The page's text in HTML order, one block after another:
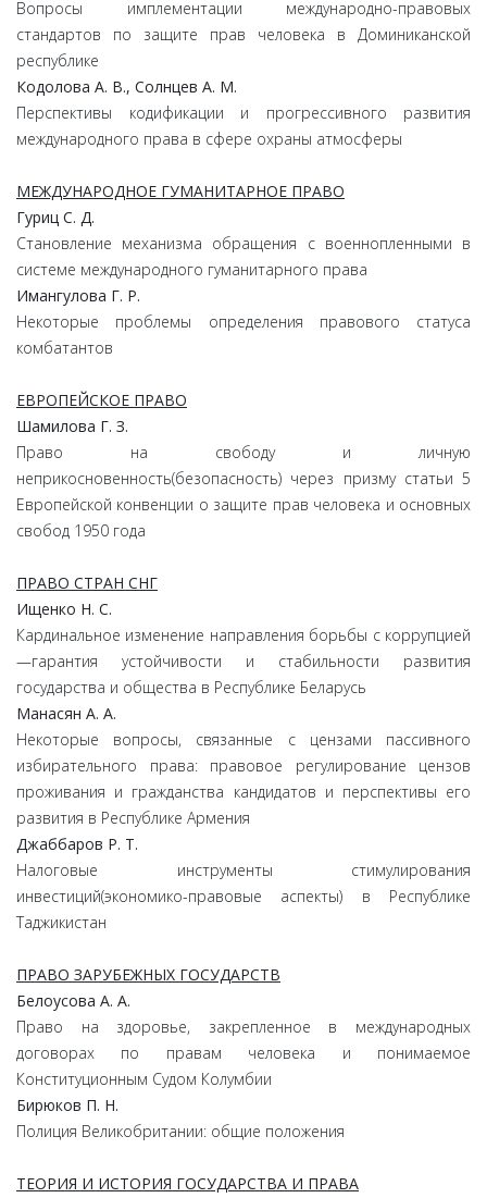
Вопросы имплементации международно-правовых
стандартов по защите прав человека в Доминиканской
республике
Кодолова А. В., Солнцев А. М.
Перспективы кодификации и прогрессивного развития
международного права в сфере охраны атмосферы
МЕЖДУНАРОДНОЕ ГУМАНИТАРНОЕ ПРАВО
Гуриц С. Д.
Становление механизма обращения с военнопленными в
системе международного гуманитарного права
Имангулова Г. Р.
Некоторые проблемы определения правового статуса
комбатантов
ЕВРОПЕЙСКОЕ ПРАВО
Шамилова Г. З.
Право на свободу и личную
неприкосновенность(безопасность) через призму статьи 5
Европейской конвенции о защите прав человека и основных
свобод 1950 года
ПРАВО СТРАН СНГ
Ищенко Н. С.
Кардинальное изменение направления борьбы с коррупцией
—гарантия устойчивости и стабильности развития
государства и общества в Республике Беларусь
Манасян А. А.
Некоторые вопросы, связанные с цензами пассивного
избирательного права: правовое регулирование цензов
проживания и гражданства кандидатов и перспективы его
развития в Республике Армения
Джаббаров Р. Т.
Налоговые инструменты стимулирования
инвестиций(экономико-правовые аспекты) в Республике
Таджикистан
ПРАВО ЗАРУБЕЖНЫХ ГОСУДАРСТВ
Белоусова А. А.
Право на здоровье, закрепленное в международных
договорах по правам человека и понимаемое
Конституционным Судом Колумбии
Бирюков П. Н.
Полиция Великобритании: общие положения
ТЕОРИЯ И ИСТОРИЯ ГОСУДАРСТВА И ПРАВА